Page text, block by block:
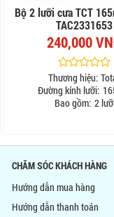
Bộ 2 lưỡi cưa TCT
TAC2331653
240,000
Thương hiệu:
Đường kính lưỡi:
Bao gồm: 2
CHĂM SÓC KHÁCH HÀNG
Hướng dẫn mua hàng
Hướng dẫn thanh toán